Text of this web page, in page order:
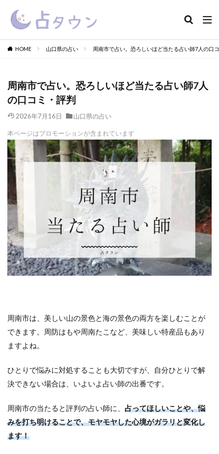
HOME 山口県の占い 周南市で占い。恐ろしいほど当たる占い師7人の口
周南市で占い。恐ろしいほど当たる占い師7人
の口コミ・評判
2026年7月16日 山口県の占い
本ページはプロモーションが含まれています
周南市は、美しい山の景色と海の景色の両方を楽しむことが
できます。周防はもや周南たこなど、美味しい特産品もあり
ますよね。
ひとりで悩みに対処することも大切ですが、自分ひとりで解
決できない場合は、いよいよ占い師の出番です。
周南市の当たると評判の占い師に、 占ってほしいことや、悩
みを打ち明けることで、モヤモヤした心境がガラリと変化し
ます！